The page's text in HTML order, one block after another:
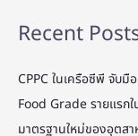
Recent
CPPC ในเครือซีพี จับมื
Food Grade รายแรก
มาตรฐานใหม่ของอุตส